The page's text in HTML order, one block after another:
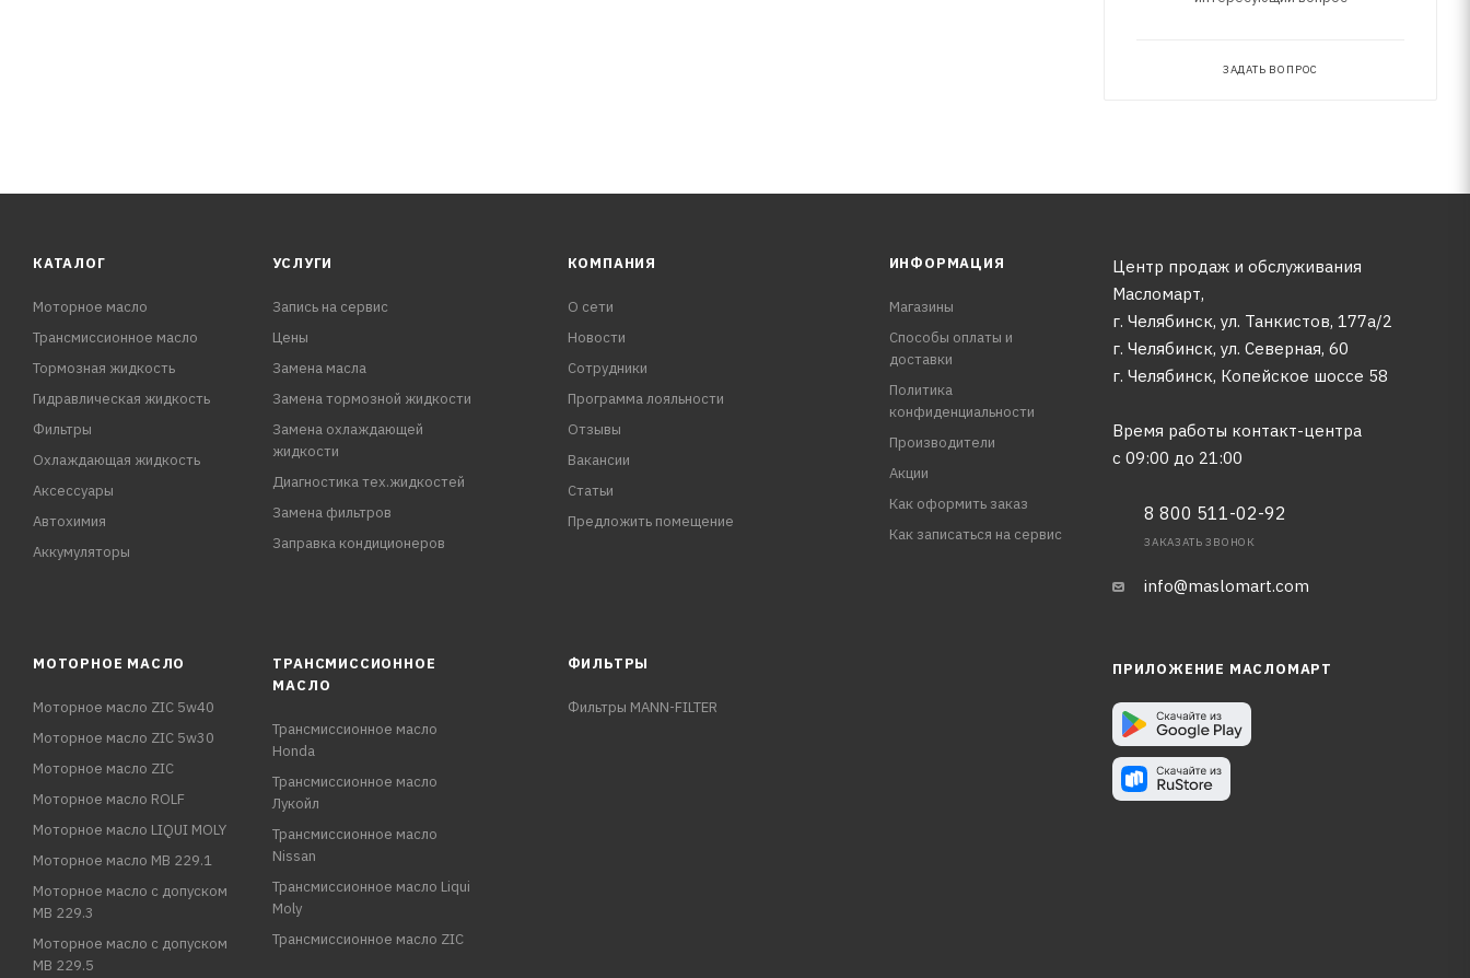
ЗАДАТЬ ВОПРОС
КАТАЛОГ
Моторное масло
Трансмиссионное масло
Тормозная жидкость
Гидравлическая жидкость
Фильтры
Охлаждающая жидкость
Аксессуары
Автохимия
Аккумуляторы
УСЛУГИ
Запись на сервис
Цены
Замена масла
Замена тормозной жидкости
Замена охлаждающей
жидкости
Диагностика тех.жидкостей
Замена фильтров
Заправка кондиционеров
КОМПАНИЯ
О сети
Новости
Сотрудники
Программа лояльности
Отзывы
Вакансии
Статьи
Предложить помещение
ИНФОРМАЦИЯ
Магазины
Способы оплаты и
доставки
Политика
конфиденциальности
Производители
Акции
Как оформить заказ
Как записаться на сервис
Центр продаж и обслуживания
Масломарт,
г. Челябинск, ул. Танкистов, 177а/2
г. Челябинск, ул. Северная, 60
г. Челябинск, Копейское шоссе 58
Время работы контакт-центра
с 09:00 до 21:00
8 800 511-02-92
ЗАКАЗАТЬ ЗВОНОК
info@maslomart.com
МОТОРНОЕ МАСЛО
Моторное масло ZIC 5w40
Моторное масло ZIC 5w30
Моторное масло ZIC
Моторное масло ROLF
Моторное масло LIQUI MOLY
Моторное масло MB 229.1
Моторное масло с допуском
MB 229.3
Моторное масло с допуском
MB 229.5
ТРАНСМИССИОННОЕ
МАСЛО
Трансмиссионное масло
Honda
Трансмиссионное масло
Лукойл
Трансмиссионное масло
Nissan
Трансмиссионное масло Liqui
Moly
Трансмиссионное масло ZIC
ФИЛЬТРЫ
Фильтры MANN-FILTER
ПРИЛОЖЕНИЕ МАСЛОМАРТ